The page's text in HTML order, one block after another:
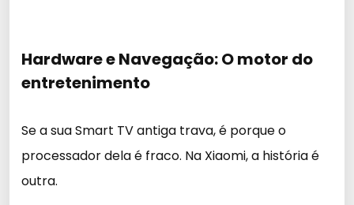
Hardware e Navegação: O motor do
entretenimento
Se a sua Smart TV antiga trava, é porque o
processador dela é fraco. Na Xiaomi, a história é
outra.